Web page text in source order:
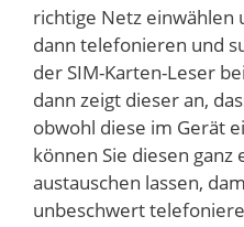
richtige Netz einwählen
dann telefonieren und
der SIM-Karten-Leser
dann zeigt dieser an,
obwohl diese im Gerät
können Sie diesen
austauschen lassen,
unbeschwert